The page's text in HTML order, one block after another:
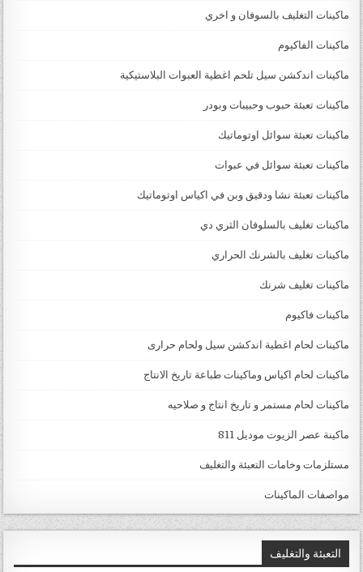
ماكينات التغليف بالسوفان و اخري
ماكينات الفاكيوم
ماكينات اندكشن سيل تلحم اغطية العبوات البلاستيكية
ماكينات تعبئة حبوب وحبيبات وبودر
ماكينات تعبئة سوائل اوتوماتيك
ماكينات تعبئة سوائل في عبوات
ماكينات تعبئة نشا ودقيق وبن في اكياس اوتوماتيك
ماكينات تغليف بالسلوفان الثري دي
ماكينات تغليف بالشرنك الحراري
ماكينات تغليف شرنك
ماكينات فاكيوم
ماكينات لحام اغطية اندكشن سيل ولحام حرارى
ماكينات لحام اكياس وماكينات طباعة تاريخ الانتاج
ماكينات لحام مستمر و تاريخ انتاج و صلاحيه
ماكينة عصر الزيوت موديل 811
مستلزمات وخامات التعبئة والتغليف
مواصفات الماكينات
التعبئة والتغليف